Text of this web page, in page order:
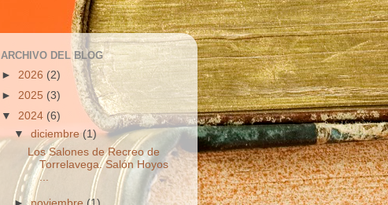
ARCHIVO DEL BLOG
► 2026 (2)
► 2025 (3)
▼ 2024 (6)
▼diciembre(1)
Los Salones de Recreo de
Torrelavega. Salón Hoyos
...